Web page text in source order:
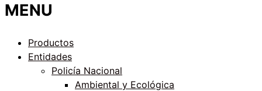
MENU
Productos
Entidades
Policía Nacional
Ambiental y Ecológica